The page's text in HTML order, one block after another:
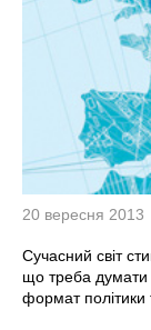
20 вересня 2013
Сучасний світ
що треба думати
формат політики